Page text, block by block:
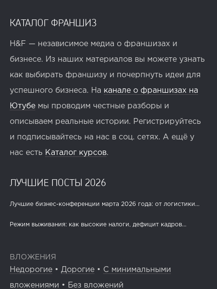
КАТАЛОГ ФРАНШИЗ
H&F — независимое медиа о франшизах и
бизнесе. Из наших материалов вы можете узнать
как выбирать франшизу и почерпнуть идеи для
успешного бизнеса. На канале о франшизах на
Ютубе мы проводим честные разборы и
описываем реальные истории. Регистрируйтесь
и подписывайтесь на нас в соц. сетях. А ещё у
нас есть Каталог курсов.
ЛУЧШИЕ ПОСТЫ 2026
Лучшие бизнес-конференции марта 2026 года: от логистики...
Режим выживания: как высокие налоги, дефицит кадров...
ВЛОЖЕНИЯ
Недорогие • Дорогие • С минимальными
вложениями • Без вложений